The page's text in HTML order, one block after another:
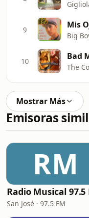
9
Big
10
The
Mostrar Más
Emisoras
RM
Radio Musical 97.5
San José · 97.5 FM